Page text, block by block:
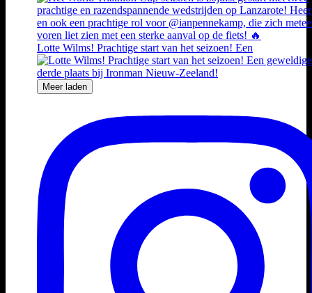
Lotte Wilms! Prachtige start van het seizoen! Een
Meer laden